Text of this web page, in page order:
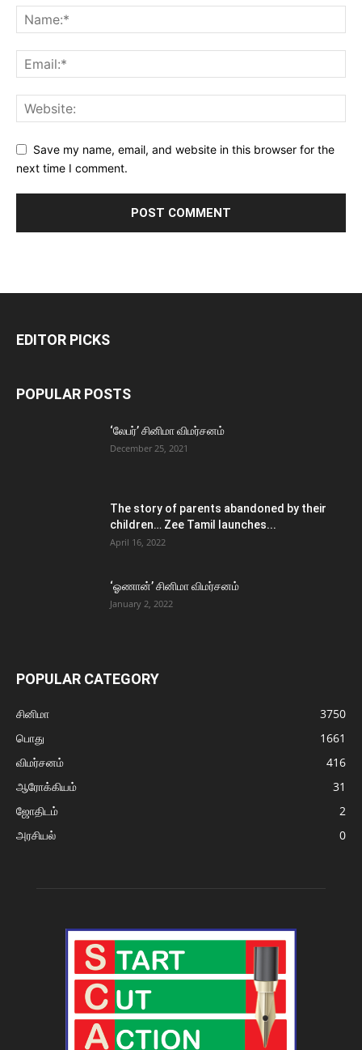
Save my name, email, and website in this browser for the
next time I comment.
EDITOR PICKS
POPULAR POSTS
‘லேபர்’ சினிமா விமர்சனம்
December 25, 2021
The story of parents abandoned by their
children… Zee Tamil launches...
April 16, 2022
‘ஓணான்’ சினிமா விமர்சனம்
January 2, 2022
POPULAR CATEGORY
சினிமா
3750
பொது
1661
விமர்சனம்
416
ஆரோக்கியம்
31
ஜோதிடம்
2
அரசியல்
0